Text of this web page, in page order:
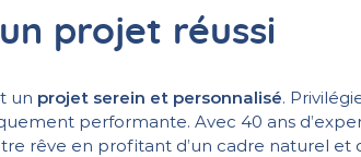
projet réussi
un projet serein et personnalisé.
performante. Avec 40 ans
rêve en profitant d’un cadre naturel et